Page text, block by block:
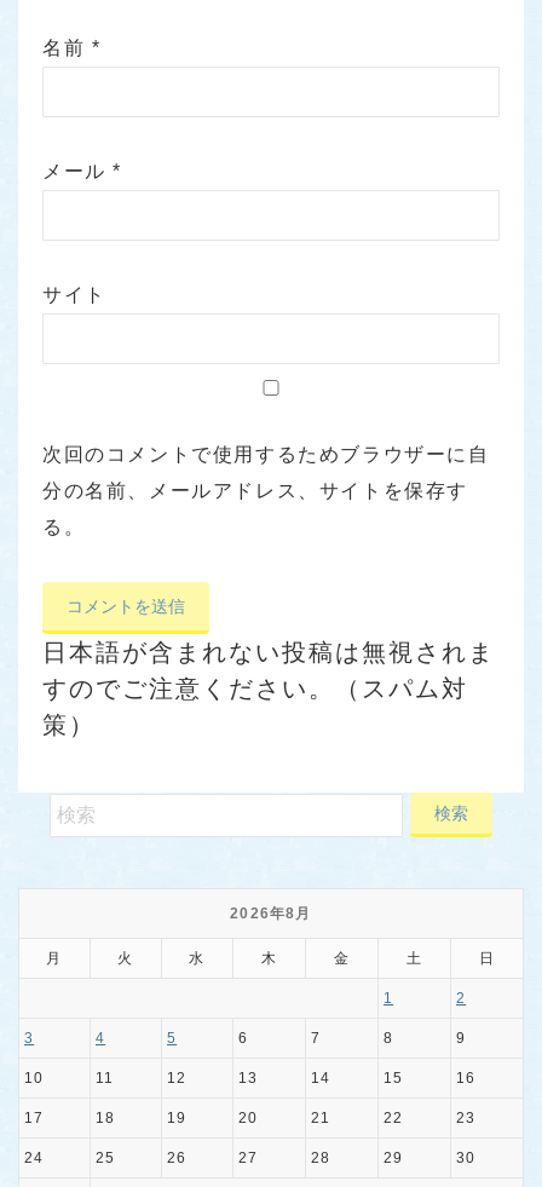
名前 *
メール*
サイト
次回のコメントで使用するためブラウザーに自
分の名前、メールアドレス、サイトを保存す
る。
日本語が含まれない投稿は無視されま
すのでご注意ください。（スパム対
策）
2026年8月
月 火 水 木 金 土 日
1 2
3 4 5 6 7 8 9
10 11 12 13 14 15 16
17 18 19 20 21 22 23
24 25 26 27 28 29 30